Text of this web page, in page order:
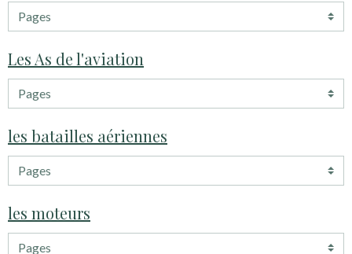
Les As de l'aviation
les batailles aériennes
les moteurs